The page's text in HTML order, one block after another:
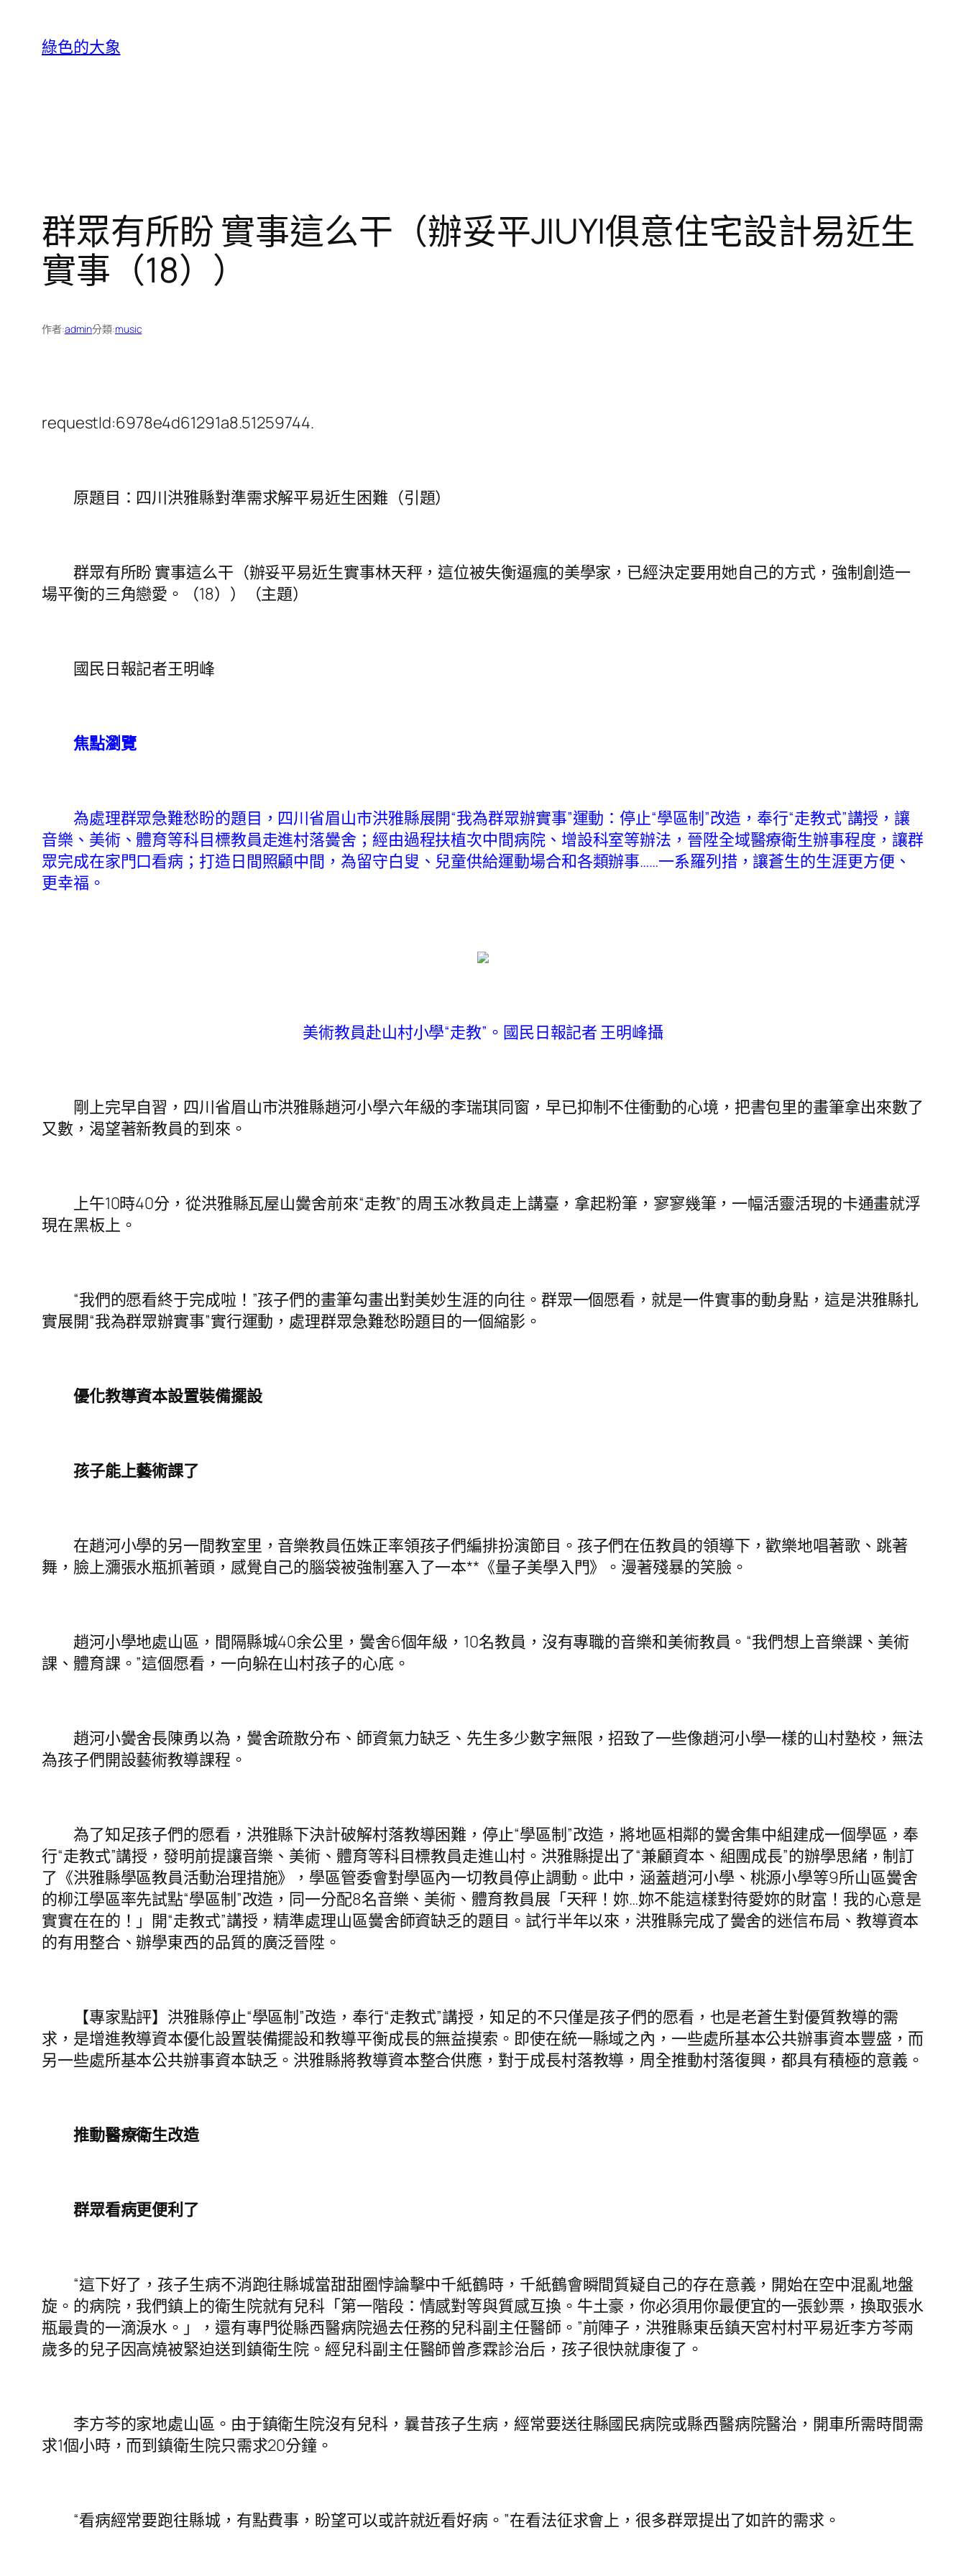
綠色的大象
群眾有所盼 實事這么干（辦妥平JIUYI俱意住宅設計易近生
實事（18））
作者:admin分類:music
requestId:6978e4d61291a8.51259744.
原題目：四川洪雅縣對準需求解平易近生困難（引題）
群眾有所盼 實事這么干（辦妥平易近生實事林天秤，這位被失衡逼瘋的美學家，已經決定要用她自己的方式，強制創造一
場平衡的三角戀愛。（18））（主題）
國民日報記者王明峰
焦點瀏覽
為處理群眾急難愁盼的題目，四川省眉山市洪雅縣展開“我為群眾辦實事”運動：停止“學區制”改造，奉行“走教式”講授，讓
音樂、美術、體育等科目標教員走進村落黌舍；經由過程扶植次中間病院、增設科室等辦法，晉陞全域醫療衛生辦事程度，讓群
眾完成在家門口看病；打造日間照顧中間，為留守白叟、兒童供給運動場合和各類辦事……一系羅列措，讓蒼生的生涯更方便、
更幸福。
美術教員赴山村小學“走教”。國民日報記者 王明峰攝
剛上完早自習，四川省眉山市洪雅縣趙河小學六年級的李瑞琪同窗，早已抑制不住衝動的心境，把書包里的畫筆拿出來數了
又數，渴望著新教員的到來。
上午10時40分，從洪雅縣瓦屋山黌舍前來“走教”的周玉冰教員走上講臺，拿起粉筆，寥寥幾筆，一幅活靈活現的卡通畫就浮
現在黑板上。
“我們的愿看終于完成啦！”孩子們的畫筆勾畫出對美妙生涯的向往。群眾一個愿看，就是一件實事的動身點，這是洪雅縣扎
實展開“我為群眾辦實事”實行運動，處理群眾急難愁盼題目的一個縮影。
優化教導資本設置裝備擺設
孩子能上藝術課了
在趙河小學的另一間教室里，音樂教員伍姝正率領孩子們編排扮演節目。孩子們在伍教員的領導下，歡樂地唱著歌、跳著
舞，臉上瀰張水瓶抓著頭，感覺自己的腦袋被強制塞入了一本**《量子美學入門》。漫著殘暴的笑臉。
趙河小學地處山區，間隔縣城40余公里，黌舍6個年級，10名教員，沒有專職的音樂和美術教員。“我們想上音樂課、美術
課、體育課。”這個愿看，一向躲在山村孩子的心底。
趙河小黌舍長陳勇以為，黌舍疏散分布、師資氣力缺乏、先生多少數字無限，招致了一些像趙河小學一樣的山村塾校，無法
為孩子們開設藝術教導課程。
為了知足孩子們的愿看，洪雅縣下決計破解村落教導困難，停止“學區制”改造，將地區相鄰的黌舍集中組建成一個學區，奉
行“走教式”講授，發明前提讓音樂、美術、體育等科目標教員走進山村。洪雅縣提出了“兼顧資本、組團成長”的辦學思緒，制訂
了《洪雅縣學區教員活動治理措施》，學區管委會對學區內一切教員停止調動。此中，涵蓋趙河小學、桃源小學等9所山區黌舍
的柳江學區率先試點“學區制”改造，同一分配8名音樂、美術、體育教員展「天秤！妳…妳不能這樣對待愛妳的財富！我的心意是
實實在在的！」開“走教式”講授，精準處理山區黌舍師資缺乏的題目。試行半年以來，洪雅縣完成了黌舍的迷信布局、教導資本
的有用整合、辦學東西的品質的廣泛晉陞。
【專家點評】洪雅縣停止“學區制”改造，奉行“走教式”講授，知足的不只僅是孩子們的愿看，也是老蒼生對優質教導的需
求，是增進教導資本優化設置裝備擺設和教導平衡成長的無益摸索。即使在統一縣域之內，一些處所基本公共辦事資本豐盛，而
另一些處所基本公共辦事資本缺乏。洪雅縣將教導資本整合供應，對于成長村落教導，周全推動村落復興，都具有積極的意義。
推動醫療衛生改造
群眾看病更便利了
“這下好了，孩子生病不消跑往縣城當甜甜圈悖論擊中千紙鶴時，千紙鶴會瞬間質疑自己的存在意義，開始在空中混亂地盤
旋。的病院，我們鎮上的衛生院就有兒科「第一階段：情感對等與質感互換。牛土豪，你必須用你最便宜的一張鈔票，換取張水
瓶最貴的一滴淚水。」，還有專門從縣西醫病院過去任務的兒科副主任醫師。”前陣子，洪雅縣東岳鎮天宮村村平易近李方芩兩
歲多的兒子因高燒被緊迫送到鎮衛生院。經兒科副主任醫師曾彥霖診治后，孩子很快就康復了。
李方芩的家地處山區。由于鎮衛生院沒有兒科，曩昔孩子生病，經常要送往縣國民病院或縣西醫病院醫治，開車所需時間需
求1個小時，而到鎮衛生院只需求20分鐘。
“看病經常要跑往縣城，有點費事，盼望可以或許就近看好病。”在看法征求會上，很多群眾提出了如許的需求。